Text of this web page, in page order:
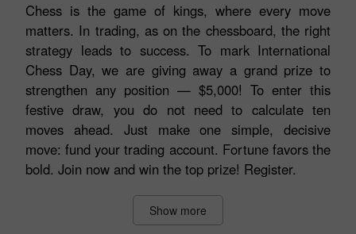
Chess is the game of kings, where every move
matters. In trading, as on the chessboard, the right
strategy leads to success. To mark International
Chess Day, we are giving away a grand prize to
strengthen any position — $5,000! To enter this
festive draw, you do not need to calculate ten
moves ahead. Just make one simple, decisive
move: fund your trading account. Fortune favors the
bold. Join now and win the top prize! Register.
Show more